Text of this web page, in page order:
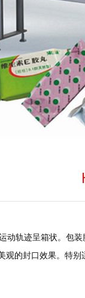
动轨迹呈箱状。包
观的封口效果。特